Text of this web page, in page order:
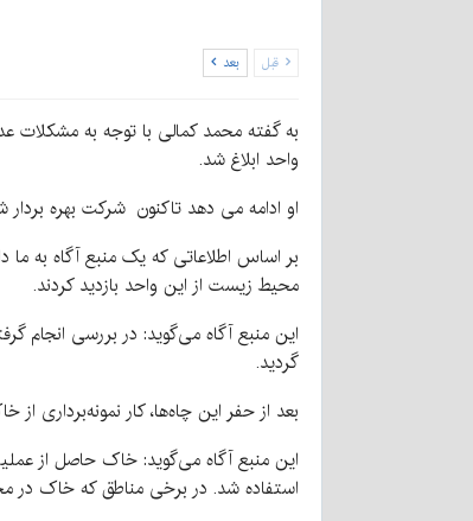
قبل بعد
به گفته محمد کمالی با توجه به مشکلات
واحد ابلاغ شد.
او ادامه می دهد تاکنون شرکت بهره
محیط زیست از این واحد بازدید کردند.
این منبع آگاه می‌گوید: در بررسی انجام
گردید.
بعد از حفر این چاه‌ها، کار نمونه‌برداری
استفاده شد. در برخی مناطق که خاک